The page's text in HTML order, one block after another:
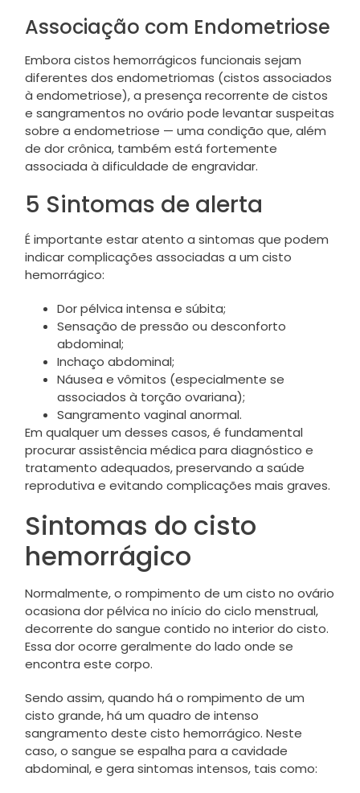
Associação com Endometriose
Embora cistos hemorrágicos funcionais sejam
diferentes dos endometriomas (cistos associados
à endometriose), a presença recorrente de cistos
e sangramentos no ovário pode levantar suspeitas
sobre a endometriose — uma condição que, além
de dor crônica, também está fortemente
associada à dificuldade de engravidar.
5 Sintomas de alerta
É importante estar atento a sintomas que podem
indicar complicações associadas a um cisto
hemorrágico:
Dor pélvica intensa e súbita;
Sensação de pressão ou desconforto
abdominal;
Inchaço abdominal;
Náusea e vômitos (especialmente se
associados à torção ovariana);
Sangramento vaginal anormal.
Em qualquer um desses casos, é fundamental
procurar assistência médica para diagnóstico e
tratamento adequados, preservando a saúde
reprodutiva e evitando complicações mais graves.
Sintomas do cisto
hemorrágico
Normalmente, o rompimento de um cisto no ovário
ocasiona dor pélvica no início do ciclo menstrual,
decorrente do sangue contido no interior do cisto.
Essa dor ocorre geralmente do lado onde se
encontra este corpo.
Sendo assim, quando há o rompimento de um
cisto grande, há um quadro de intenso
sangramento deste cisto hemorrágico. Neste
caso, o sangue se espalha para a cavidade
abdominal, e gera sintomas intensos, tais como: